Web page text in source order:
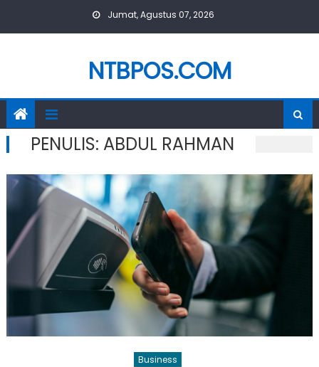
Jumat, Agustus 07, 2026
NTBPOS.COM
PENULIS: ABDUL RAHMAN
Business